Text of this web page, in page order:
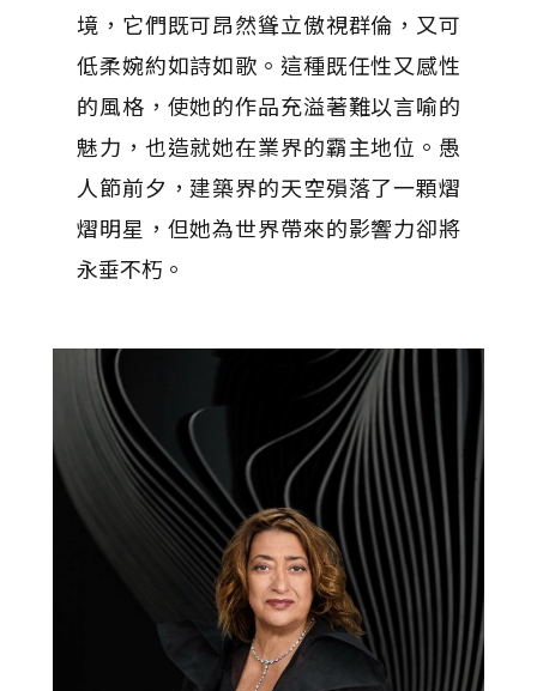
境，它們既可昂然聳立傲視群倫，又可
低柔婉約如詩如歌。這種既任性又感性
的風格，使她的作品充溢著難以言喻的
魅力，也造就她在業界的霸主地位。愚
人節前夕，建築界的天空殞落了一顆熠
熠明星，但她為世界帶來的影響力卻將
永垂不朽。